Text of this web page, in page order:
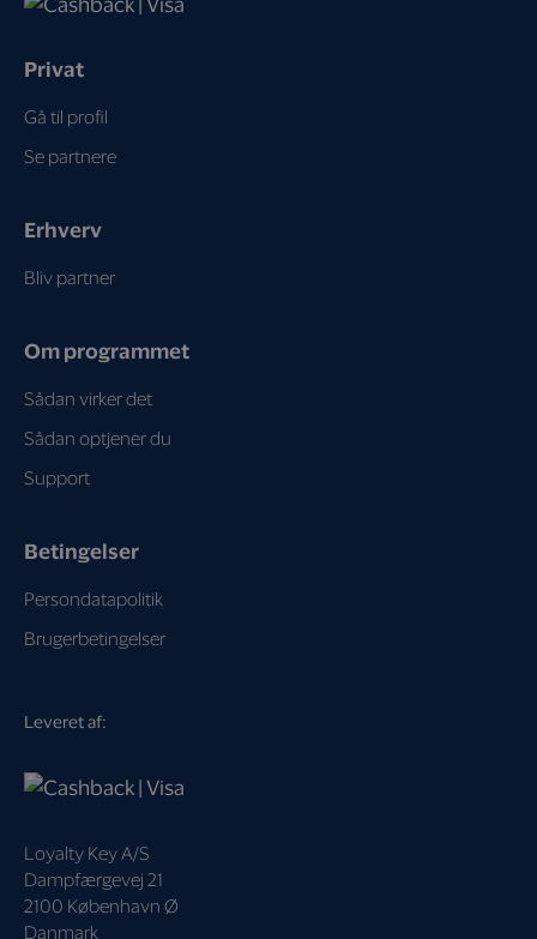
Leveret af:
Loyalty Key A/S
Dampfærgevej 21
2100 København Ø
Danmark
Privat
Gå til profil
Se partnere
Erhverv
Bliv partner
Om programmet
Sådan virker det
Sådan optjener du
Support
Betingelser
Persondatapolitik
Brugerbetingelser